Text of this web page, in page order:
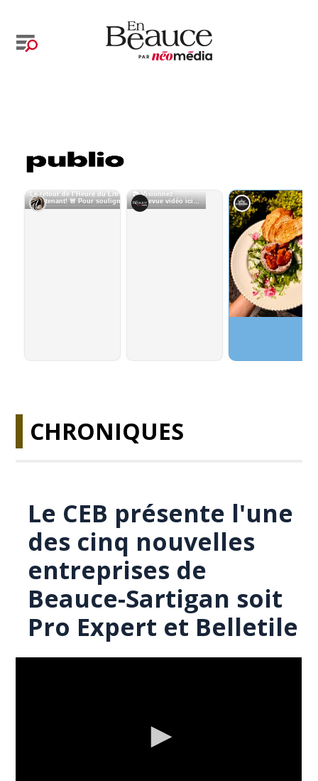
CHRONIQUES
Le CEB présente l'une
des cinq nouvelles
entreprises de
Beauce-Sartigan soit
Pro Expert et Belletile